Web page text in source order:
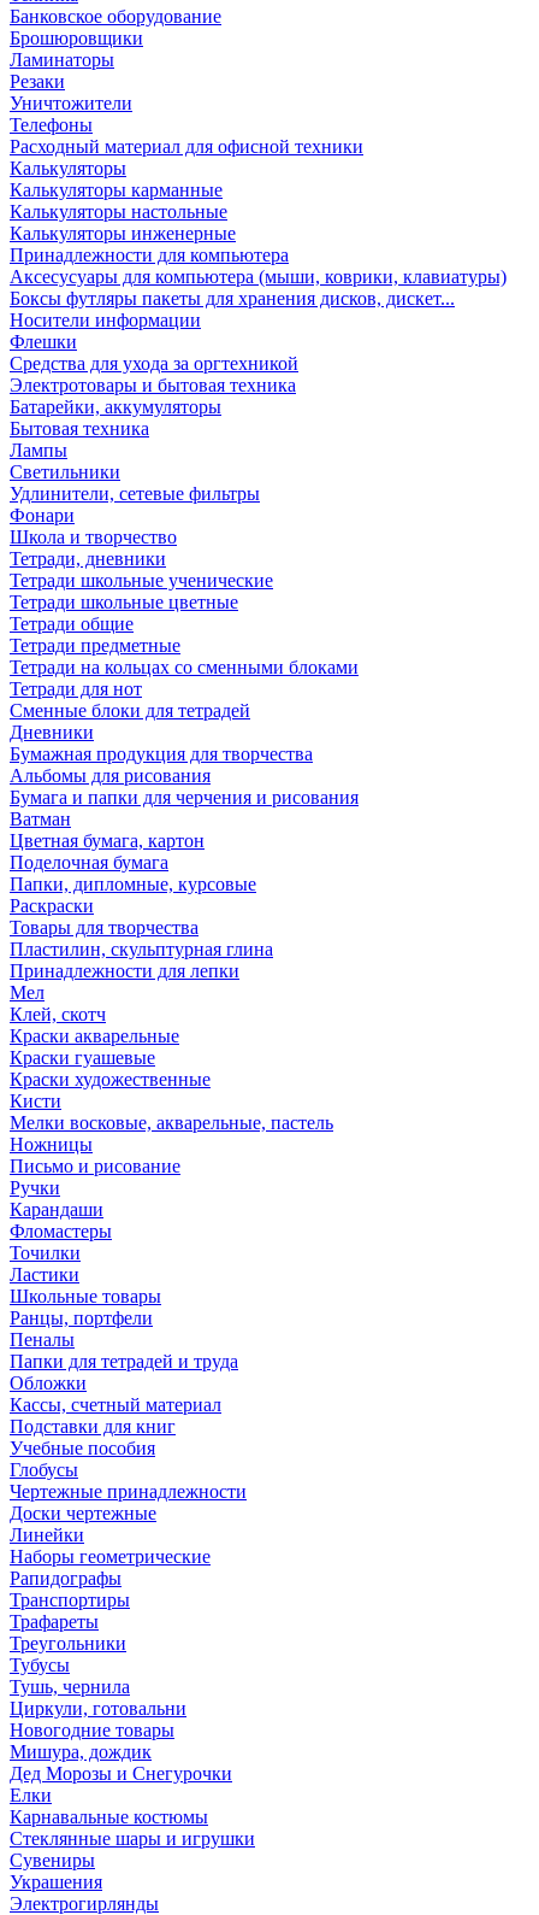
Банковское оборудование
Брошюровщики
Ламинаторы
Резаки
Уничтожители
Телефоны
Расходный материал для офисной техники
Калькуляторы
Калькуляторы карманные
Калькуляторы настольные
Калькуляторы инженерные
Принадлежности для компьютера
Аксесусуары для компьютера (мыши, коврики, клавиатуры)
Боксы футляры пакеты для хранения дисков, дискет...
Носители информации
Флешки
Средства для ухода за оргтехникой
Электротовары и бытовая техника
Батарейки, аккумуляторы
Бытовая техника
Лампы
Светильники
Удлинители, сетевые фильтры
Фонари
Школа и творчество
Тетради, дневники
Тетради школьные ученические
Тетради школьные цветные
Тетради общие
Тетради предметные
Тетради на кольцах со сменными блоками
Тетради для нот
Сменные блоки для тетрадей
Дневники
Бумажная продукция для творчества
Альбомы для рисования
Бумага и папки для черчения и рисования
Ватман
Цветная бумага, картон
Поделочная бумага
Папки, дипломные, курсовые
Раскраски
Товары для творчества
Пластилин, скульптурная глина
Принадлежности для лепки
Мел
Клей, скотч
Краски акварельные
Краски гуашевые
Краски художественные
Кисти
Мелки восковые, акварельные, пастель
Ножницы
Письмо и рисование
Ручки
Карандаши
Фломастеры
Точилки
Ластики
Школьные товары
Ранцы, портфели
Пеналы
Папки для тетрадей и труда
Обложки
Кассы, счетный материал
Подставки для книг
Учебные пособия
Глобусы
Чертежные принадлежности
Доски чертежные
Линейки
Наборы геометрические
Рапидографы
Транспортиры
Трафареты
Треугольники
Тубусы
Тушь, чернила
Циркули, готовальни
Новогодние товары
Мишура, дождик
Дед Морозы и Снегурочки
Елки
Карнавальные костюмы
Стеклянные шары и игрушки
Сувениры
Украшения
Электрогирлянды